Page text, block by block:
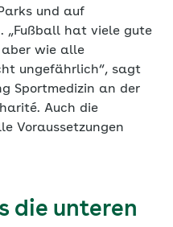
und auf
„Fußball hat viele gute
aber wie alle
ungefährlich“, sagt
Sportmedizin an der
Auch die
Voraussetzungen
die unteren